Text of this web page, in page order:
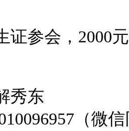
证参会，2000
秀东
（微